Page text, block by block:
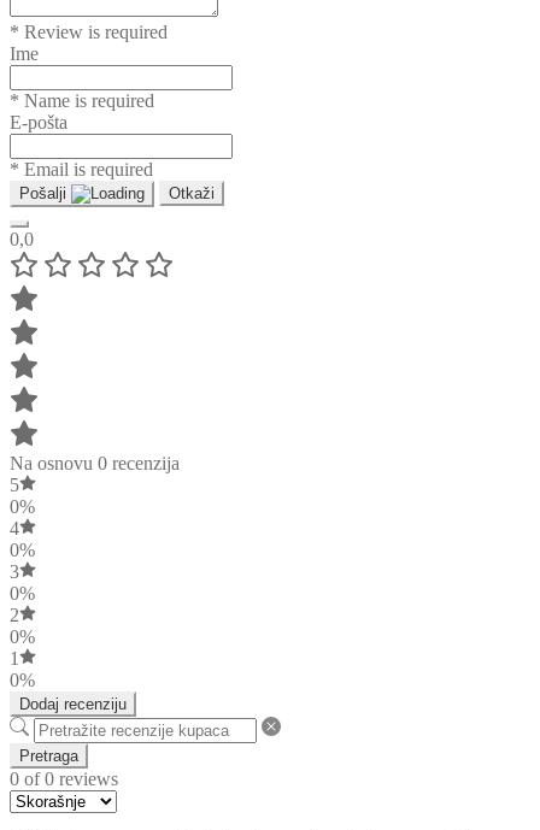
* Review is required
Ime
* Name is required
E-pošta
* Email is required
Pošalji Otkaži
0,0
Na osnovu 0 recenzija
5
0%
4
0%
3
0%
2
0%
1
0%
Dodaj recenziju
Pretraga
0 of 0 reviews